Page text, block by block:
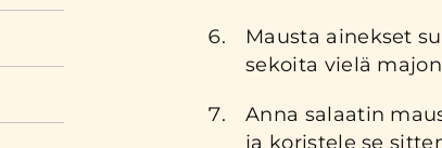
Mausta ainekset
sekoita vielä
Anna salaatin
ja koristele se